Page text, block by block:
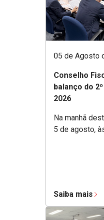
05 de Agosto
Conselho
balanço do
2026
Na manhã
5 de agosto,
Saiba mais